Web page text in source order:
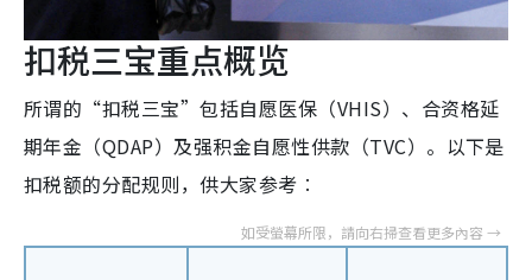
扣税三宝重点概览
所谓的“扣税三宝”包括自愿医保（VHIS）、合资格延
期年金（QDAP）及强积金自愿性供款（TVC）。以下是
扣税额的分配规则，供大家参考︰